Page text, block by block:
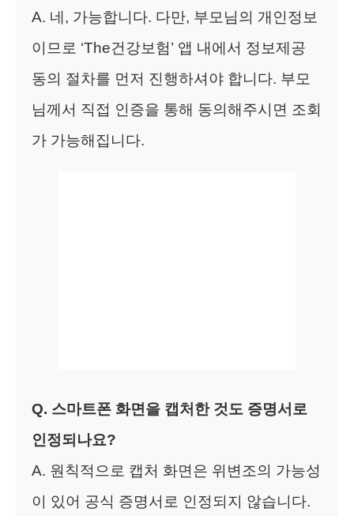
A. 네, 가능합니다. 다만, 부모님의 개인정보
이므로 ‘The건강보험’ 앱 내에서 정보제공
동의 절차를 먼저 진행하셔야 합니다. 부모
님께서 직접 인증을 통해 동의해주시면 조회
가 가능해집니다.
Q. 스마트폰 화면을 캡처한 것도 증명서로
인정되나요?
A. 원칙적으로 캡처 화면은 위변조의 가능성
이 있어 공식 증명서로 인정되지 않습니다.